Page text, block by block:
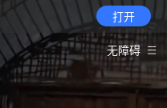
打开
无障碍